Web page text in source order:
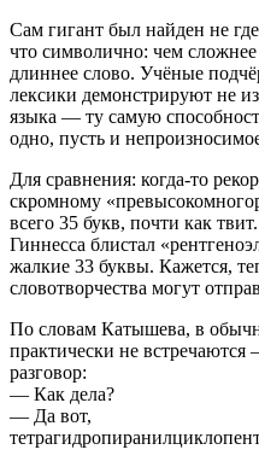
Сам гигант был найден не
что символично: чем
длиннее слово. Учёные
лексики демонстрируют не
языка — ту самую
одно, пусть и
Для сравнения: когда-то
скромному
всего 35 букв, почти как
Гиннесса блистал
жалкие 33 буквы. Кажется,
словотворчества могут
По словам Катышева, в
практически не
разговор:
— Как дела?
— Да вот,